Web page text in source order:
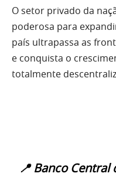
O setor privado da
poderosa para
país ultrapassa as
e conquista o
totalmente
📍 Banco Central